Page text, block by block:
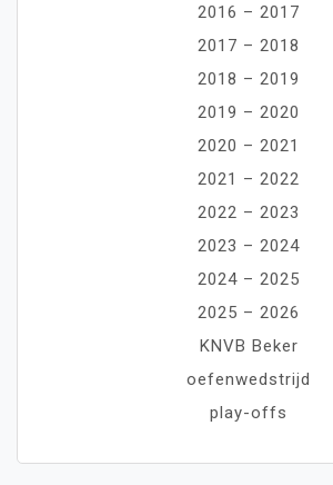
2016 – 2017
2017 – 2018
2018 – 2019
2019 – 2020
2020 – 2021
2021 – 2022
2022 – 2023
2023 – 2024
2024 – 2025
2025 – 2026
KNVB Beker
oefenwedstrijd
play-offs